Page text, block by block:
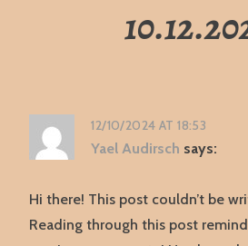
12/10/2024 AT 18:53
Yael Audirsch says:
Hi there! This post couldn’t be
Reading through this post